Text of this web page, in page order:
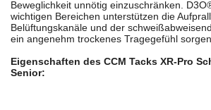
Beweglichkeit unnötig einzuschränken.
wichtigen Bereichen unterstützen die
Belüftungskanäle und der
ein angenehm trockenes Tragegefühl
Eigenschaften des CCM Tacks XR-Pro
Senior: